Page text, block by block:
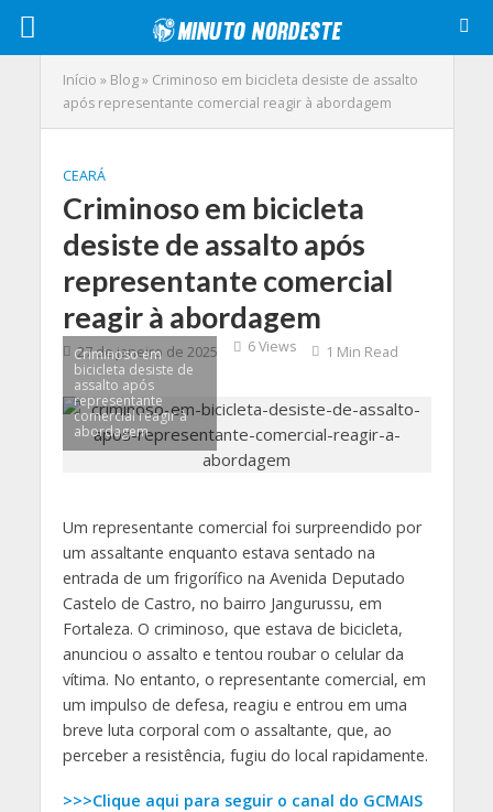
Início » Blog» Criminoso em bicicleta desiste de assalto
após representante comercial reagir à abordagem
CEARÁ
Criminoso em bicicleta
desiste de assalto após
representante comercial
reagir à abordagem
27 de janeiro de 2025 6 Views 1 Min Read
Criminoso em
bicicleta desiste de
assalto após
representante
comercial reagir à
abordagem
Um representante comercial foi surpreendido por
um assaltante enquanto estava sentado na
entrada de um frigorífico na Avenida Deputado
Castelo de Castro, no bairro Jangurussu, em
Fortaleza. O criminoso, que estava de bicicleta,
anunciou o assalto e tentou roubar o celular da
vítima. No entanto, o representante comercial, em
um impulso de defesa, reagiu e entrou em uma
breve luta corporal com o assaltante, que, ao
perceber a resistência, fugiu do local rapidamente.
>>>Clique aqui para seguir o canal do GCMAIS